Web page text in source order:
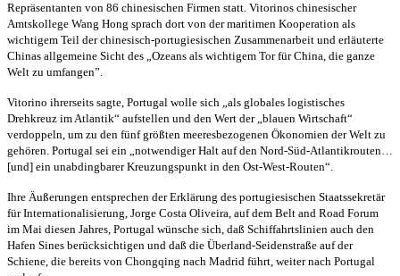
Repräsentanten von 86 chinesischen Firmen statt. Vitorinos chinesischer
Amtskollege Wang Hong sprach dort von der maritimen Kooperation als
wichtigem Teil der chinesisch-portugiesischen Zusammenarbeit und erläuterte
Chinas allgemeine Sicht des „Ozeans als wichtigem Tor für China, die ganze
Welt zu umfangen”.
Vitorino ihrerseits sagte, Portugal wolle sich „als globales logistisches
Drehkreuz im Atlantik“ aufstellen und den Wert der „blauen Wirtschaft“
verdoppeln, um zu den fünf größten meeresbezogenen Ökonomien der Welt zu
gehören. Portugal sei ein „notwendiger Halt auf den Nord-Süd-Atlantikrouten…
[und] ein unabdingbarer Kreuzungspunkt in den Ost-West-Routen“.
Ihre Äußerungen entsprechen der Erklärung des portugiesischen Staatssekretär
für Internationalisierung, Jorge Costa Oliveira, auf dem Belt and Road Forum
im Mai diesen Jahres, Portugal wünsche sich, daß Schiffahrtslinien auch den
Hafen Sines berücksichtigen und daß die Überland-Seidenstraße auf der
Schiene, die bereits von Chongqing nach Madrid führt, weiter nach Portugal